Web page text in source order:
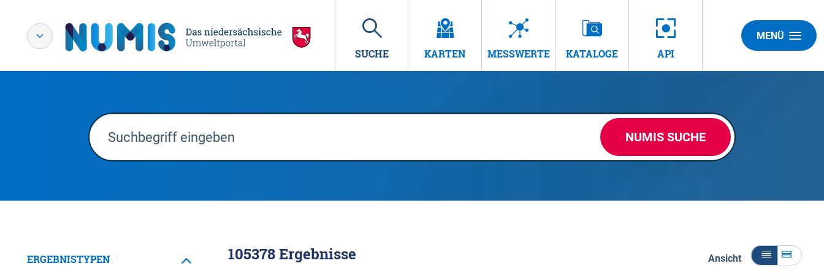
SUCHE KARTEN MESSWERTE KATALOGE API
MENÜ
NUMIS SUCHE
ERGEBNISTYPEN 105378Ergebnisse Ansicht